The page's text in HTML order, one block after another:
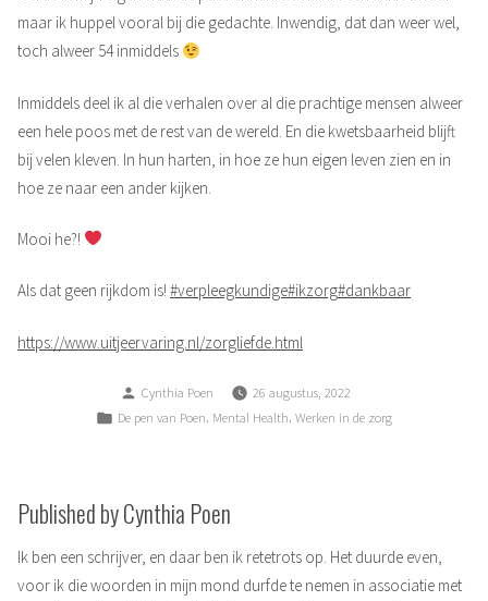
maar ik huppel vooral bij die gedachte. Inwendig, dat dan weer wel,
toch alweer 54 inmiddels
Inmiddels deel ik al die verhalen over al die prachtige mensen alweer
een hele poos met de rest van de wereld. En die kwetsbaarheid blijft
bij velen kleven. In hun harten, in hoe ze hun eigen leven zien en in
hoe ze naar een ander kijken.
Mooi he?!
Als dat geen rijkdom is! #verpleegkundige#ikzorg#dankbaar
https://www.uitjeervaring.nl/zorgliefde.html
Posted
by
Cynthia Poen
26 augustus, 2022
Posted
De pen van Poen Mental Health Werken in de zorg
Published by Cynthia Poen
Ik ben een schrijver, en daar ben ik retetrots op. Het duurde even,
voor ik die woorden in mijn mond durfde te nemen in associatie met